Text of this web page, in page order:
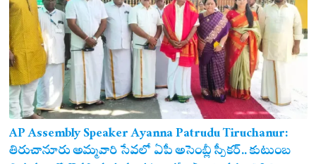
AP Assembly Speaker Ayanna Patrudu Tiruchanur:
తిరుచానూరు అమ్మవారి సేవలో ఏపీ అసెంబ్లీ స్పీకర్.. కుటుంబ